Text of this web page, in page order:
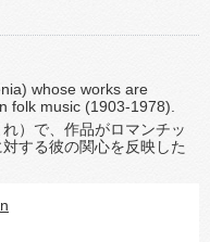
whose works are
folk music (1903-1978).
）で、作品がロマンチッ
する彼の関心を反映した